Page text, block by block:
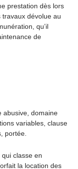
prestation dès lors
dévolue au
qu’il
de
abusive, domaine
variables, clause
portée.
qui classe en
la location des